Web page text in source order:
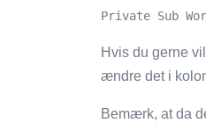
Private Sub
Hvis du gerne
ændre det i
Bemærk, at da